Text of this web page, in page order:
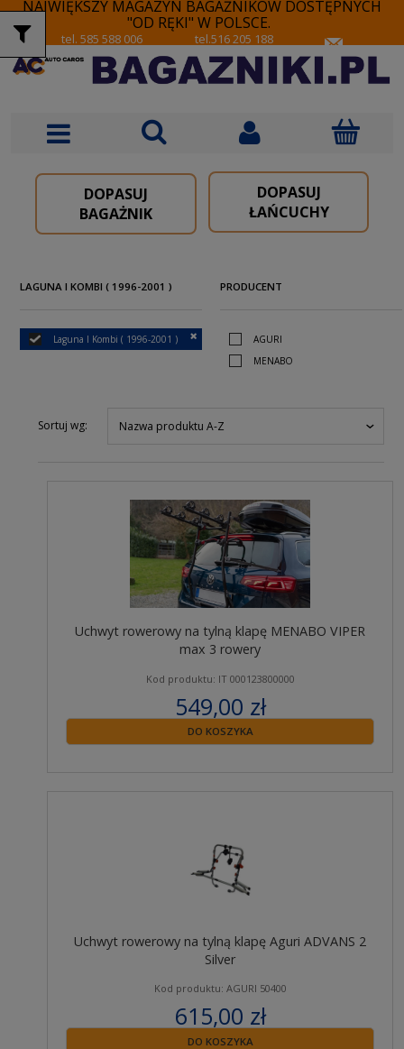
NAJWIĘKSZY MAGAZYN BAGAŻNIKÓW DOSTĘPNYCH
"OD RĘKI" W POLSCE.
tel. 585 588 006 tel.516 205 188
DOPASUJ
BAGAŻNIK
DOPASUJ
ŁAŃCUCHY
LAGUNA I KOMBI ( 1996-2001 )
Laguna I Kombi ( 1996-2001 )
PRODUCENT
AGURI
MENABO
Sortuj wg: Nazwa produktu A-Z
Uchwyt rowerowy na tylną klapę MENABO VIPER
max 3 rowery
Kod produktu: IT 000123800000
549,00 zł
zawiera 23% VAT
DO KOSZYKA
Uchwyt rowerowy na tylną klapę Aguri ADVANS 2
Silver
Kod produktu: AGURI 50400
615,00 zł
zawiera 23% VAT
DO KOSZYKA